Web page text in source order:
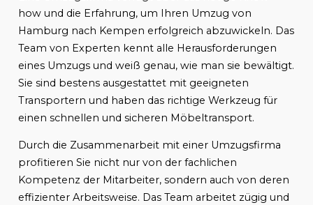
how und die Erfahrung, um Ihren Umzug von
Hamburg nach Kempen erfolgreich abzuwickeln. Das
Team von Experten kennt alle Herausforderungen
eines Umzugs und weiß genau, wie man sie bewältigt.
Sie sind bestens ausgestattet mit geeigneten
Transportern und haben das richtige Werkzeug für
einen schnellen und sicheren Möbeltransport.
Durch die Zusammenarbeit mit einer Umzugsfirma
profitieren Sie nicht nur von der fachlichen
Kompetenz der Mitarbeiter, sondern auch von deren
effizienter Arbeitsweise. Das Team arbeitet zügig und